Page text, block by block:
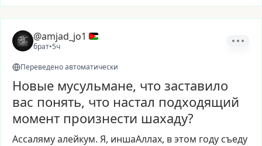
@amjad_jo1
брат•5ч
Переведено автоматически
Новые мусульмане, что заставило
вас понять, что настал подходящий
момент произнести шахаду?
Ассалямуалейкум. Я, иншаАллах, вэтом году съеду